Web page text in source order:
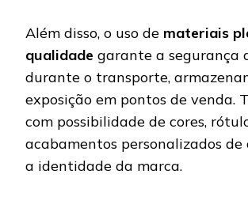
Além disso, o uso de materiais
qualidade garante a segurança
durante o transporte,
exposição em pontos de venda.
com possibilidade de cores,
acabamentos personalizados de
a identidade da marca.